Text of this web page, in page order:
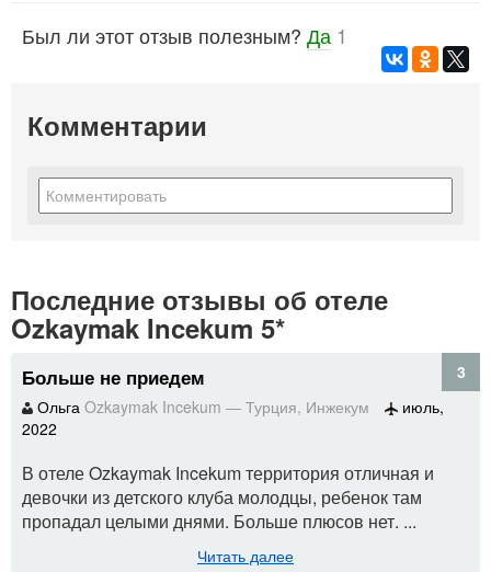
Был ли этот отзыв полезным? Да 1
Комментарии
Последние отзывы об отеле
Ozkaymak Incekum 5*
Больше не приедем
3
Ольга Ozkaymak Incekum — Турция, Инжекум
июль,
2022
В отеле Ozkaymak Incekum территория отличная и
девочки из детского клуба молодцы, ребенок там
пропадал целыми днями. Больше плюсов нет. ...
Читать далее